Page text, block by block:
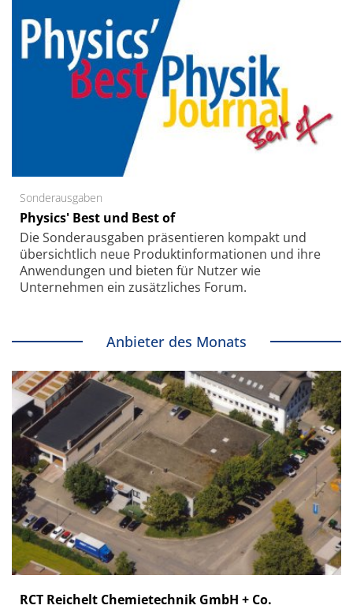
Sonderausgaben
Physics' Best und Best of
Die Sonder­ausgaben präsentieren kompakt und
übersichtlich neue Produkt­informationen und ihre
Anwendungen und bieten für Nutzer wie
Unternehmen ein zusätzliches Forum.
Anbieter des Monats
RCT Reichelt Chemietechnik GmbH + Co.